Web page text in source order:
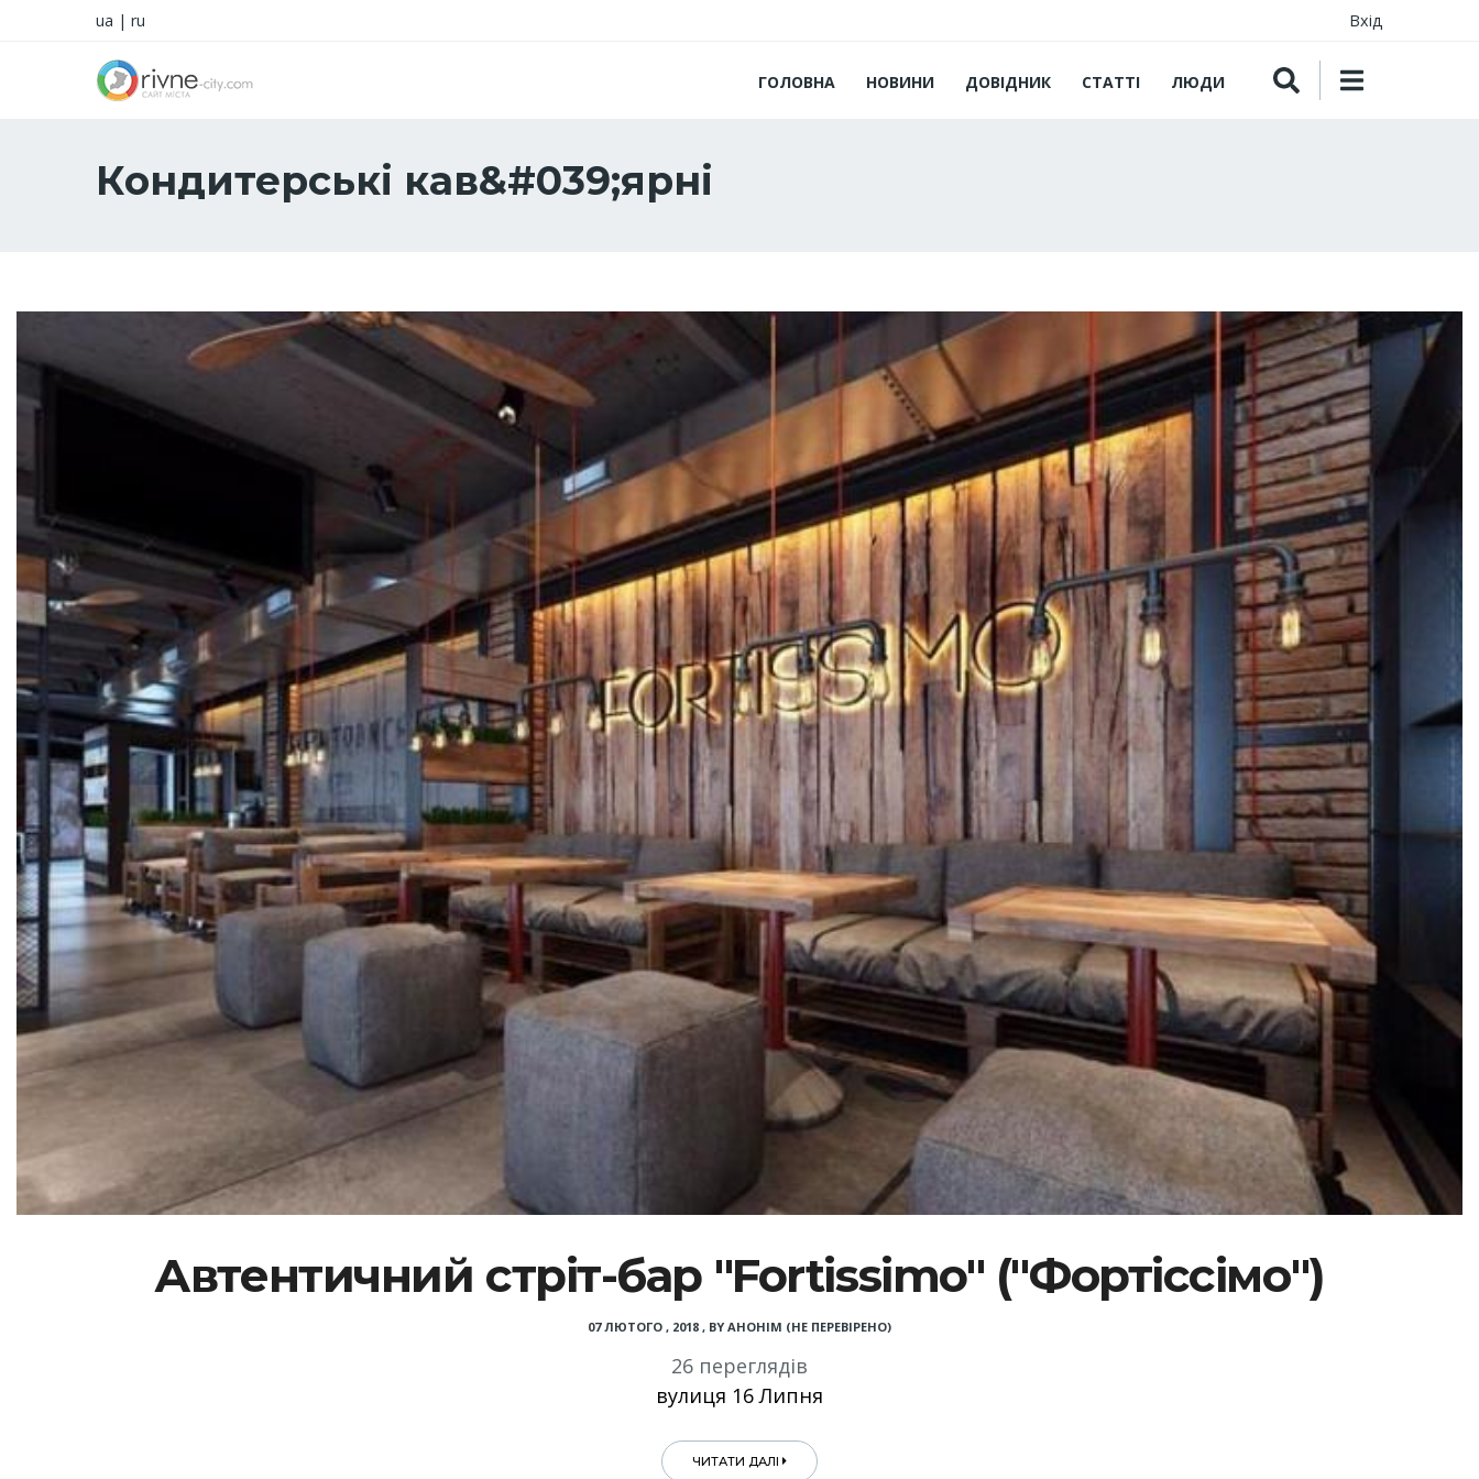
ua | ru Вхід
ГОЛОВНА НОВИНИ ДОВІДНИК СТАТТІ ЛЮДИ
Кондитерські кав&#039;ярні
Автентичний стріт-бар "Fortissimo" ("Фортіссімо")
07 ЛЮТОГО , 2018 , BY АНОНІМ (НЕ ПЕРЕВІРЕНО)
26 переглядів
вулиця 16 Липня
ЧИТАТИ ДАЛІ